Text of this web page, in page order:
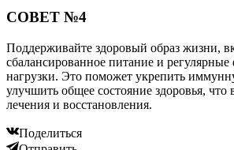
СОВЕТ №4
Поддерживайте здоровый образ жизни,
сбалансированное питание и регулярные
нагрузки. Это поможет укрепить
улучшить общее состояние здоровья,
лечения и восстановления.
Поделиться